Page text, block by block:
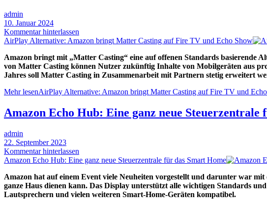
admin
10. Januar 2024
Kommentar hinterlassen
AirPlay Alternative: Amazon bringt Matter Casting auf Fire TV und Echo Show
Amazon bringt mit „Matter Casting“ eine auf offenen Standards basierende
von Matter Casting können Nutzer zukünftig Inhalte von Mobilgeräten aus
Jahres soll Matter Casting in Zusammenarbeit mit Partnern stetig erweitert
Mehr lesenAirPlay Alternative: Amazon bringt Matter Casting auf Fire TV und
Amazon Echo Hub: Eine ganz neue Steuerzentrale
admin
22. September 2023
Kommentar hinterlassen
Amazon Echo Hub: Eine ganz neue Steuerzentrale für das Smart Home
Amazon hat auf einem Event viele Neuheiten vorgestellt und darunter war
ganze Haus dienen kann. Das Display unterstützt alle wichtigen Standards
Lautsprechern und vielen weiteren Smart-Home-Geräten kompatibel.